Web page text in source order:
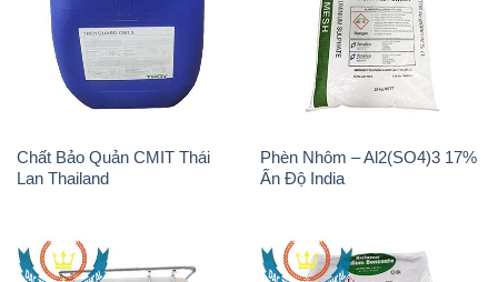
Chất Bảo Quản CMIT Thái
Lan Thailand
Phèn Nhôm – Al2(SO4)3 17%
Ấn Độ India